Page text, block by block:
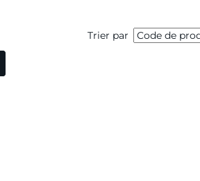
Trier par